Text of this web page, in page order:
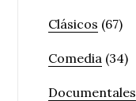
Clásicos (67)
Comedia (34)
Documentales